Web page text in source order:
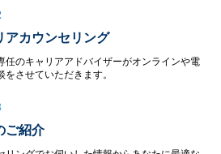
アカウンセリング
任のキャリアアドバイザーがオンラインや電
をさせていただきます。
ご紹介